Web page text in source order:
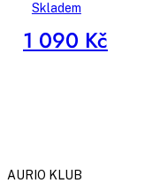
Skladem
1 090 Kč
AURIO KLUB